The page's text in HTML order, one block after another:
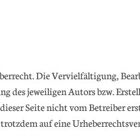
Die Vervielfältigung,
des jeweiligen Autors bzw.
Seite nicht vom Betreiber
auf eine